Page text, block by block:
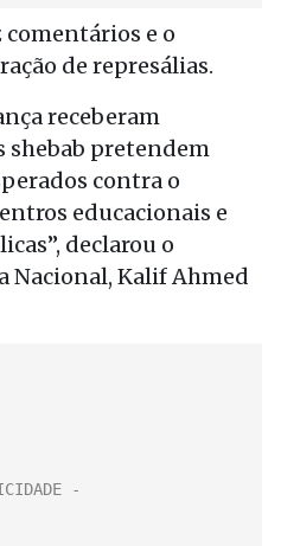
e o
de represálias.
receberam
shebab pretendem
contra o
educacionais e
declarou o
Nacional, Kalif Ahmed